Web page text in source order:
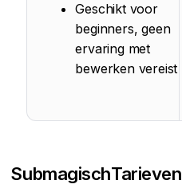
Geschikt voor
beginners, geen
ervaring met
bewerken vereist
SubmagischTarieven